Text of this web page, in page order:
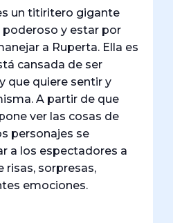
un titiritero gigante
poderoso y estar por
a Ruperta. Ella es
cansada de ser
que quiere sentir y
A partir de que
ver las cosas de
personajes se
a los espectadores a
risas, sorpresas,
emociones.